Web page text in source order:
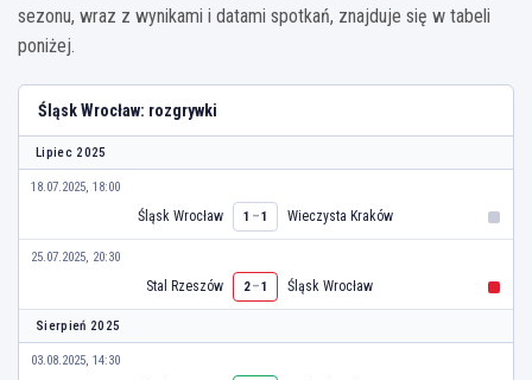
sezonu, wraz z wynikami i datami spotkań, znajduje się w tabeli
poniżej.
Śląsk Wrocław: rozgrywki
Lipiec 2025
18.07.2025, 18:00
Śląsk Wrocław 1 –1 Wieczysta Kraków
25.07.2025, 20:30
Stal Rzeszów 2–1 Śląsk Wrocław
Sierpień 2025
03.08.2025, 14:30